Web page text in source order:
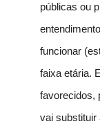
públicas ou
funcionar
faixa etária.
favorecidos,
vai substituir